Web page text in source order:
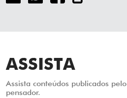
ASSISTA
Assista conteúdos publicados pelo
pensador.